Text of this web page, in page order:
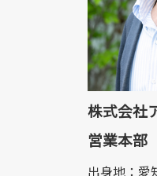
株式会社
営業本
出身地：愛